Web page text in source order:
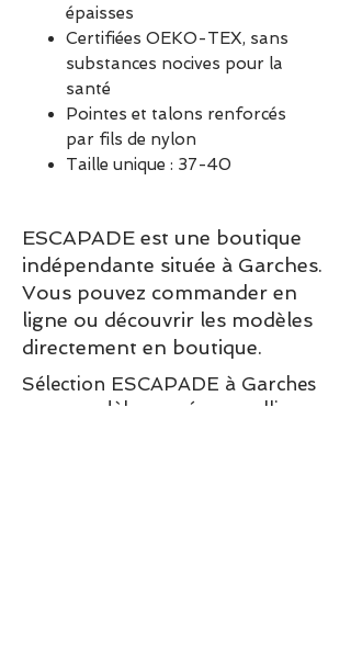
épaisses
Certifiées OEKO-TEX, sans
substances nocives pour la
santé
Pointes et talons renforcés
par fils de nylon
Taille unique : 37-40
ESCAPADE est une boutique
indépendante située à Garches.
Vous pouvez commander en
ligne ou découvrir les modèles
directement en boutique.
Sélection ESCAPADE à Garches
– un modèle pensé pour allier